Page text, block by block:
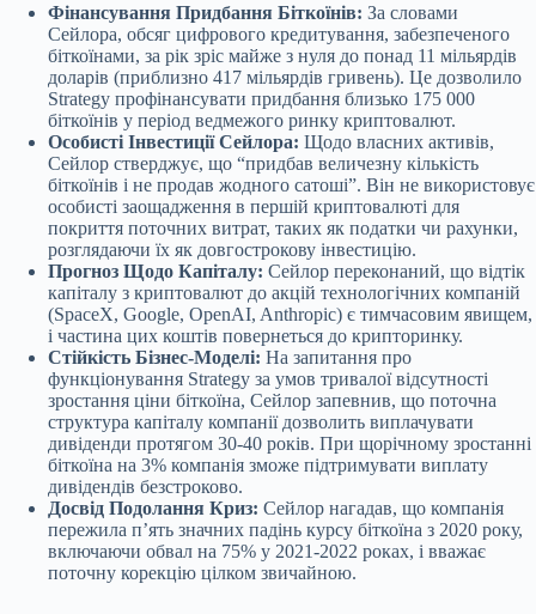
Фінансування Придбання Біткоїнів: За словами
Сейлора, обсяг цифрового кредитування, забезпеченого
біткоїнами, за рік зріс майже з нуля до понад 11 мільярдів
доларів (приблизно 417 мільярдів гривень). Це дозволило
Strategy профінансувати придбання близько 175 000
біткоїнів у період ведмежого ринку криптовалют.
Особисті Інвестиції Сейлора: Щодо власних активів,
Сейлор стверджує, що “придбав величезну кількість
біткоїнів і не продав жодного сатоші”. Він не використовує
особисті заощадження в першій криптовалюті для
покриття поточних витрат, таких як податки чи рахунки,
розглядаючи їх як довгострокову інвестицію.
Прогноз Щодо Капіталу: Сейлор переконаний, що відтік
капіталу з криптовалют до акцій технологічних компаній
(SpaceX, Google, OpenAI, Anthropic) є тимчасовим явищем,
і частина цих коштів повернеться до крипторинку.
Стійкість Бізнес-Моделі: На запитання про
функціонування Strategy за умов тривалої відсутності
зростання ціни біткоїна, Сейлор запевнив, що поточна
структура капіталу компанії дозволить виплачувати
дивіденди протягом 30-40 років. При щорічному зростанні
біткоїна на 3% компанія зможе підтримувати виплату
дивідендів безстроково.
Досвід Подолання Криз: Сейлор нагадав, що компанія
пережила п’ять значних падінь курсу біткоїна з 2020 року,
включаючи обвал на 75% у 2021-2022 роках, і вважає
поточну корекцію цілком звичайною.